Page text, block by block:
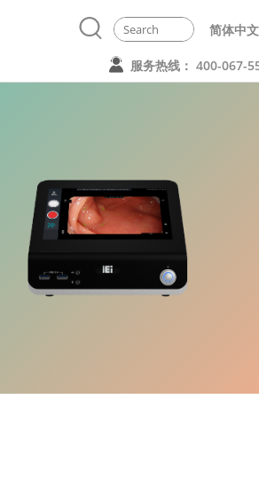
简体中文
服务热线： 400-067-